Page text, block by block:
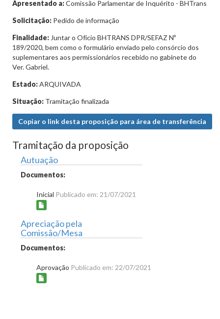
Apresentado a:Comissão Parlamentar de Inquérito - BHTrans
Solicitação: Pedido de informação
Finalidade: Juntar o Ofício BHTRANS DPR/SEFAZ Nº
189/2020, bem como o formulário enviado pelo consórcio dos
suplementares aos permissionários recebido no gabinete do
Ver. Gabriel.
Estado:ARQUIVADA
Situação: Tramitação finalizada
Copiar o link desta proposição para área de transferência
Tramitação da proposição
Autuação
Documentos:
Inicial Publicado em: 21/07/2021
Apreciação pela
Comissão/Mesa
Documentos:
Aprovação Publicado em: 22/07/2021